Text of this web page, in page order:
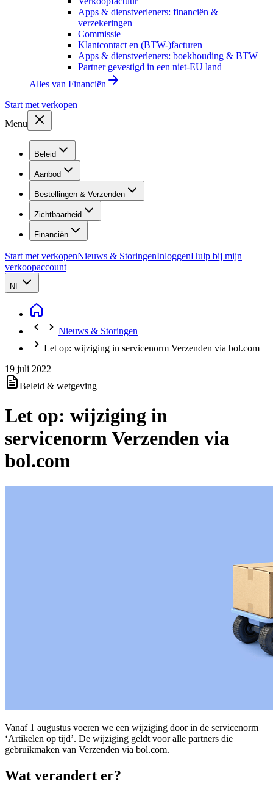
Apps & dienstverleners: financiën &
verzekeringen
Commissie
Klantcontact en (BTW-)facturen
Apps & dienstverleners: boekhouding & BTW
Partner gevestigd in een niet-EU land
Alles van Financiën
Start met verkopen
Menu
Beleid
Aanbod
Bestellingen & Verzenden
Zichtbaarheid
Financiën
Start met verkopenNieuws & StoringenInloggenHulp bij mijn
verkoopaccount
NL
Nieuws & Storingen
Let op: wijziging in servicenorm Verzenden via bol.com
19 juli 2022
Beleid & wetgeving
Let op: wijziging in
servicenorm Verzenden via
bol.com
Vanaf 1 augustus voeren we een wijziging door in de servicenorm
‘Artikelen op tijd’. De wijziging geldt voor alle partners die
gebruikmaken van Verzenden via bol.com.
Wat verandert er?